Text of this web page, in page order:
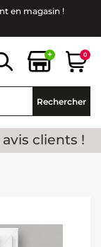
en magasin !
+ 0
Rechercher
avis clients !